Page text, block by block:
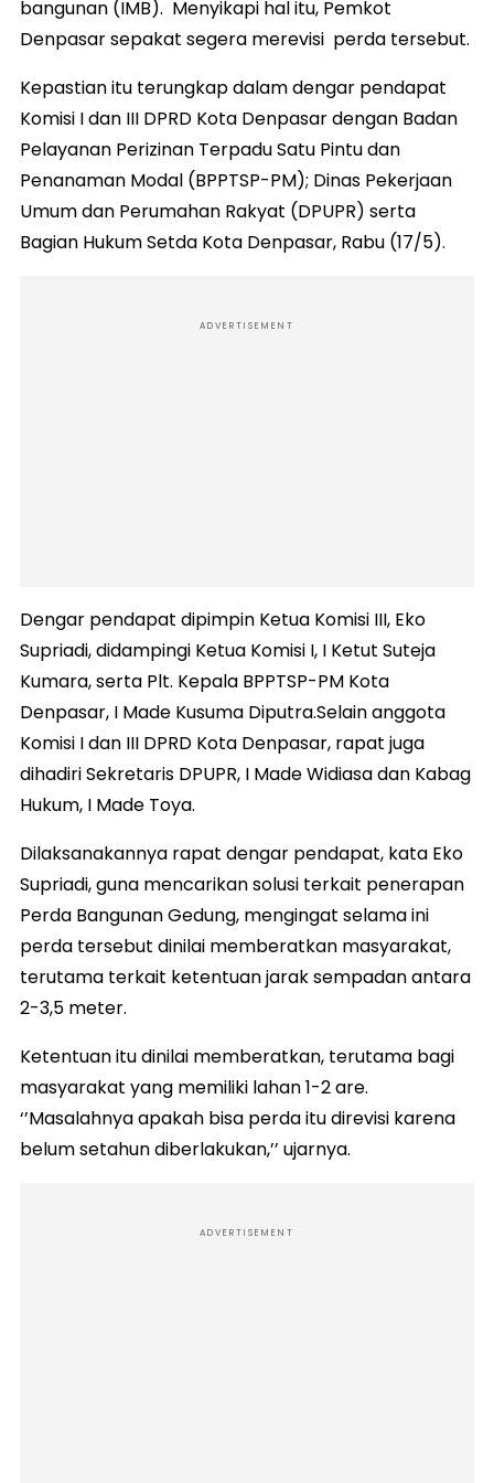
bangunan (IMB). Menyikapi hal itu, Pemkot
Denpasar sepakat segera merevisi perda tersebut.
Kepastian itu terungkap dalam dengar pendapat
Komisi I dan III DPRD Kota Denpasar dengan Badan
Pelayanan Perizinan Terpadu Satu Pintu dan
Penanaman Modal (BPPTSP-PM); Dinas Pekerjaan
Umum dan Perumahan Rakyat (DPUPR) serta
Bagian Hukum Setda Kota Denpasar, Rabu (17/5).
ADVERTISEMENT
Dengar pendapat dipimpin Ketua Komisi III, Eko
Supriadi, didampingi Ketua Komisi I, I Ketut Suteja
Kumara, serta Plt. Kepala BPPTSP-PM Kota
Denpasar, I Made Kusuma Diputra.Selain anggota
Komisi I dan III DPRD Kota Denpasar, rapat juga
dihadiri Sekretaris DPUPR, I Made Widiasa dan Kabag
Hukum, I Made Toya.
Dilaksanakannya rapat dengar pendapat, kata Eko
Supriadi, guna mencarikan solusi terkait penerapan
Perda Bangunan Gedung, mengingat selama ini
perda tersebut dinilai memberatkan masyarakat,
terutama terkait ketentuan jarak sempadan antara
2-3,5 meter.
Ketentuan itu dinilai memberatkan, terutama bagi
masyarakat yang memiliki lahan 1-2 are.
‘’Masalahnya apakah bisa perda itu direvisi karena
belum setahun diberlakukan,’’ ujarnya.
ADVERTISEMENT